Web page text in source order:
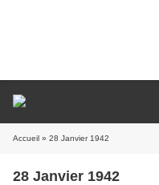
Accueil » 28 Janvier 1942
28 Janvier 1942